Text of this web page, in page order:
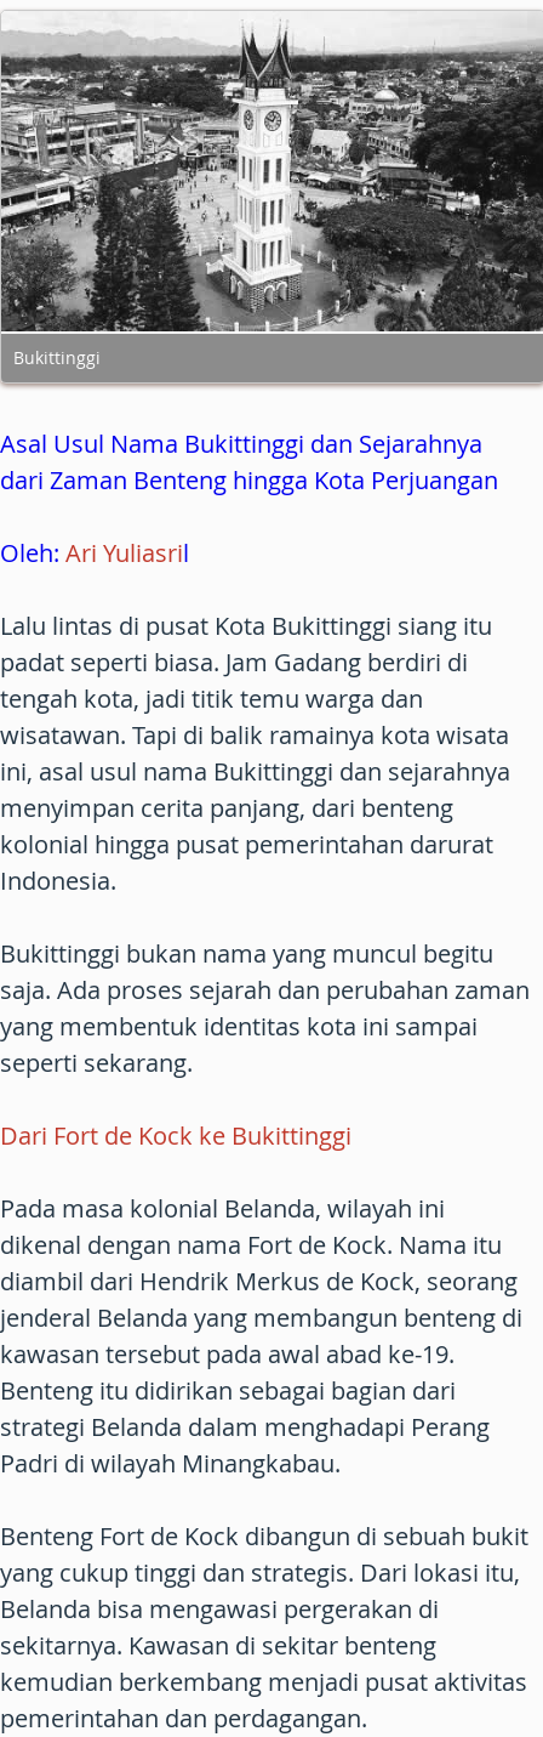
Bukittinggi
Asal Usul Nama Bukittinggi dan Sejarahnya
dari Zaman Benteng hingga Kota Perjuangan
Oleh: Ari Yuliasril
Lalu lintas di pusat Kota Bukittinggi siang itu
padat seperti biasa. Jam Gadang berdiri di
tengah kota, jadi titik temu warga dan
wisatawan. Tapi di balik ramainya kota wisata
ini, asal usul nama Bukittinggi dan sejarahnya
menyimpan cerita panjang, dari benteng
kolonial hingga pusat pemerintahan darurat
Indonesia.
Bukittinggi bukan nama yang muncul begitu
saja. Ada proses sejarah dan perubahan zaman
yang membentuk identitas kota ini sampai
seperti sekarang.
Dari Fort de Kock ke Bukittinggi
Pada masa kolonial Belanda, wilayah ini
dikenal dengan nama Fort de Kock. Nama itu
diambil dari Hendrik Merkus de Kock, seorang
jenderal Belanda yang membangun benteng di
kawasan tersebut pada awal abad ke-19.
Benteng itu didirikan sebagai bagian dari
strategi Belanda dalam menghadapi Perang
Padri di wilayah Minangkabau.
Benteng Fort de Kock dibangun di sebuah bukit
yang cukup tinggi dan strategis. Dari lokasi itu,
Belanda bisa mengawasi pergerakan di
sekitarnya. Kawasan di sekitar benteng
kemudian berkembang menjadi pusat aktivitas
pemerintahan dan perdagangan.